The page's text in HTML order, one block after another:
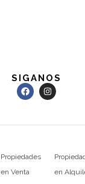
SIGANOS
Propiedades
en Venta
en